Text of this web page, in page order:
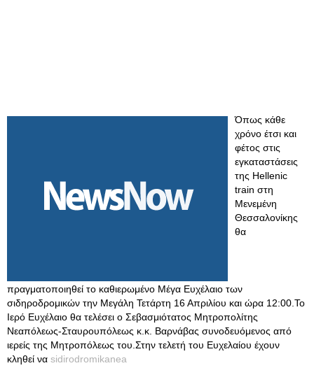
Όπως κάθε
χρόνο έτσι και
φέτος στις
εγκαταστάσεις
της Hellenic
train στη
Μενεμένη
Θεσσαλονίκης
θα
πραγματοποιηθεί το καθιερωμένο Μέγα Ευχέλαιο των
σιδηροδρομικών την Μεγάλη Τετάρτη 16 Απριλίου και ώρα 12:00.Το
Ιερό Ευχέλαιο θα τελέσει ο Σεβασμιότατος Μητροπολίτης
Νεαπόλεως-Σταυρουπόλεως κ.κ. Βαρνάβας συνοδευόμενος από
ιερείς της Μητροπόλεως του.Στην τελετή του Ευχελαίου έχουν
κληθεί να sidirodromikanea